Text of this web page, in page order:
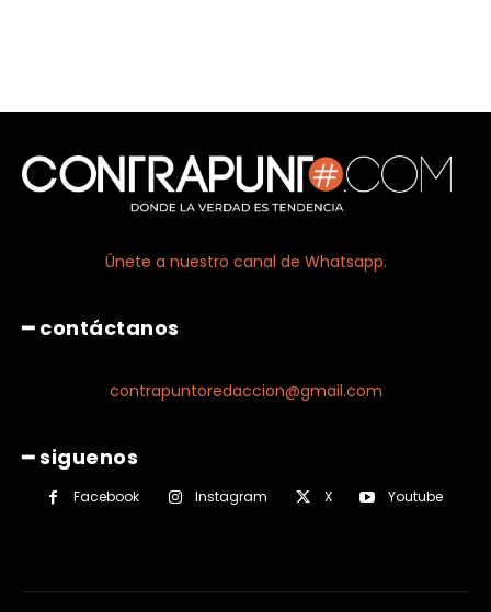
Únete a nuestro canal de Whatsapp.
━ contáctanos
contrapuntoredaccion@gmail.com
━ siguenos
Facebook Instagram X Youtube